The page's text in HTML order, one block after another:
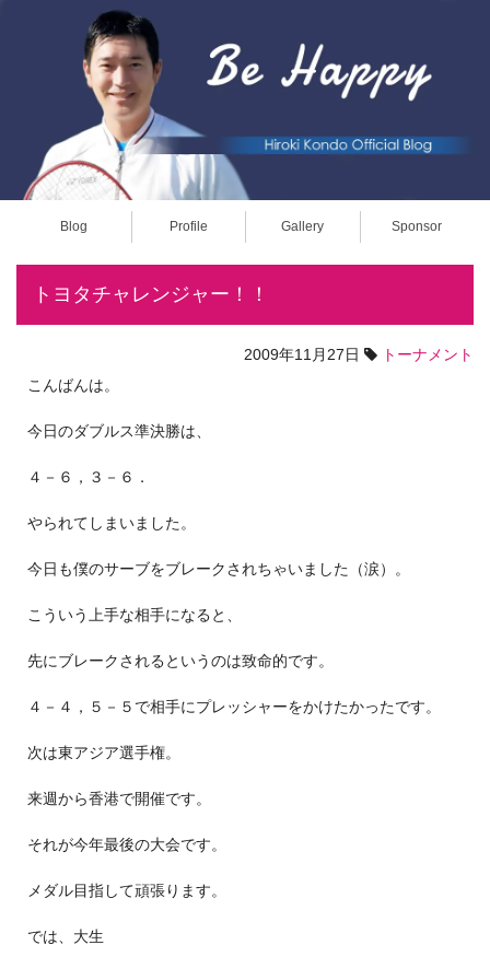
Blog Profile Gallery Sponsor
トヨタチャレンジャー！！
2009年11月27日
トーナメント
こんばんは。
今日のダブルス準決勝は、
４－６，３－６．
やられてしまいました。
今日も僕のサーブをブレークされちゃいました（涙）。
こういう上手な相手になると、
先にブレークされるというのは致命的です。
４－４，５－５で相手にプレッシャーをかけたかったです。
次は東アジア選手権。
来週から香港で開催です。
それが今年最後の大会です。
メダル目指して頑張ります。
では、大生